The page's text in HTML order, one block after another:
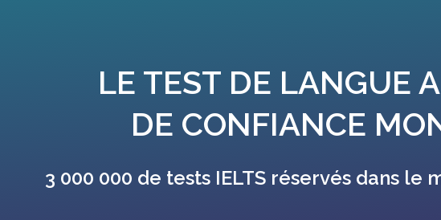
LE TEST DE LANGUE
DE CONFIANCE
3 000 000 de tests IELTS
chaque année